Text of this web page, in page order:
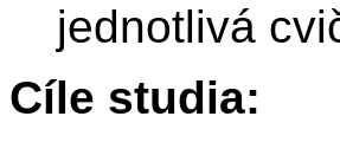
jednotlivá
Cíle studia: